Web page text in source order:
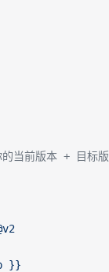
当前版本 + 目标
}}